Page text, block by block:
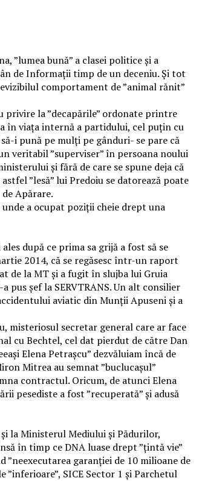
”lumea bună” a clasei politice și a
de Informații timp de un deceniu. Și tot
comportament de ”animal rănit”
privire la ”decapările” ordonate printre
în viața internă a partidului, cel puțin cu
i pună pe mulți pe gânduri- se pare că
veritabil ”superviser” în persoana noului
și fără de care se spune deja că
”lesă” lui Predoiu se datorează poate
Apărare.
a ocupat poziții cheie drept una
după ce prima sa grijă a fost să se
2014, că se regăsesc într-un raport
de la MT și a fugit în slujba lui Gruia
șef la SERVTRANS. Un alt consilier
aviatic din Munții Apuseni și a
misteriosul secretar general care ar face
cu Bechtel, cel dat pierdut de către Dan
Elena Petrașcu” dezvăluiam încă de
Mitrea au semnat ”buclucașul”
contractul. Oricum, de atunci Elena
pesediste a fost ”recuperată” și adusă
la Ministerul Mediului și Pădurilor,
în timp ce DNA luase drept ”țintă vie”
garanției de 10 milioane de
SICE Sector 1 și Parchetul